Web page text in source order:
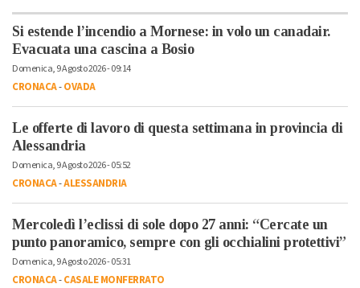
Si estende l’incendio a Mornese: in volo un canadair.
Evacuata una cascina a Bosio
Domenica, 9 Agosto 2026 - 09:14
CRONACA-OVADA
Le offerte di lavoro di questa settimana in provincia di
Alessandria
Domenica, 9 Agosto 2026 - 05:52
CRONACA-ALESSANDRIA
Mercoledì l’eclissi di sole dopo 27 anni: “Cercate un
punto panoramico, sempre con gli occhialini protettivi”
Domenica, 9 Agosto 2026 - 05:31
CRONACA-CASALE MONFERRATO